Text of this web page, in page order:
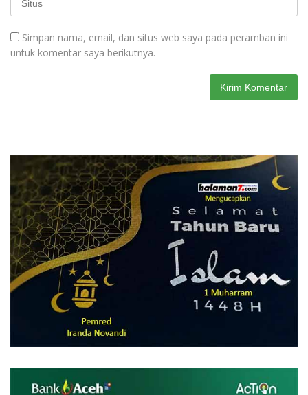
Simpan nama, email, dan situs web saya pada peramban ini
untuk komentar saya berikutnya.